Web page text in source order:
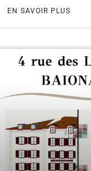
EN SAVOIR PLUS